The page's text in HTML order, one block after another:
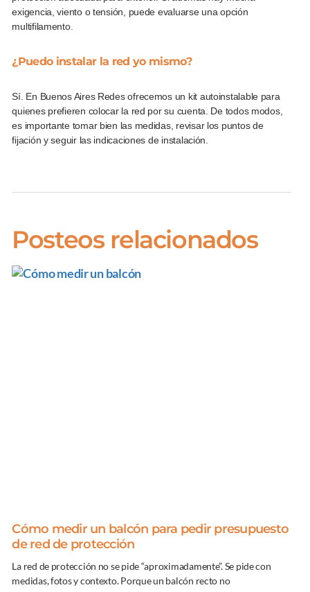
exigencia, viento o tensión, puede evaluarse una opción
multifilamento.
¿Puedo instalar la red yo mismo?
Sí. En Buenos Aires Redes ofrecemos un kit autoinstalable para
quienes prefieren colocar la red por su cuenta. De todos modos,
es importante tomar bien las medidas, revisar los puntos de
fijación y seguir las indicaciones de instalación.
Posteos relacionados
Cómo medir un balcón para pedir presupuesto
de red de protección
La red de protección no se pide “aproximadamente”. Se pide con
medidas, fotos y contexto. Porque un balcón recto no